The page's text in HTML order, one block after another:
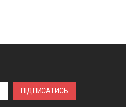
ПІДПИСАТИСЬ